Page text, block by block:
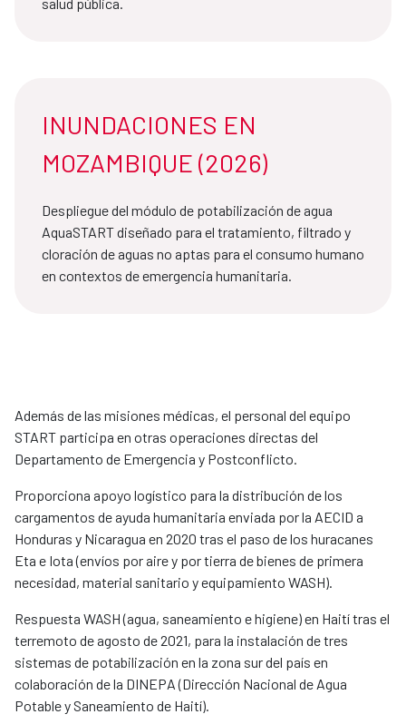
INUNDACIONES EN
MOZAMBIQUE (2026)
Despliegue del módulo de potabilización de agua
AquaSTART diseñado para el tratamiento, filtrado y
cloración de aguas no aptas para el consumo humano
en contextos de emergencia humanitaria.
Además de las misiones médicas, el personal del equipo
START participa en otras operaciones directas del
Departamento de Emergencia y Postconflicto.
Proporciona apoyo logístico para la distribución de los
cargamentos de ayuda humanitaria enviada por la AECID a
Honduras y Nicaragua en 2020 tras el paso de los huracanes
Eta e Iota (envíos por aire y por tierra de bienes de primera
necesidad, material sanitario y equipamiento WASH).
Respuesta WASH (agua, saneamiento e higiene) en Haití tras el
terremoto de agosto de 2021, para la instalación de tres
sistemas de potabilización en la zona sur del país en
colaboración de la DINEPA (Dirección Nacional de Agua
Potable y Saneamiento de Haití).